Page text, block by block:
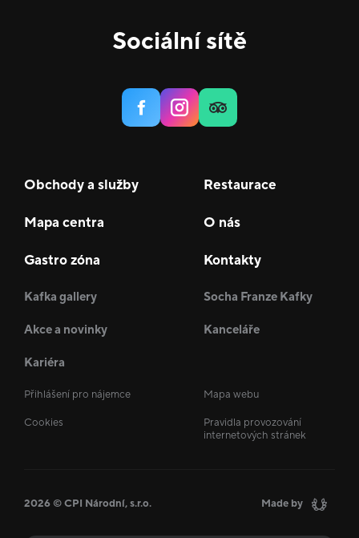
Sociální sítě
Obchody a služby Restaurace
Mapa centra O nás
Gastro zóna Kontakty
Kafka gallery Socha Franze Kafky
Akce a novinky Kanceláře
Kariéra
Přihlášení pro nájemce Mapa webu
Cookies
Pravidla provozování
internetových stránek
2026 © CPI Národní, s.r.o. Made by